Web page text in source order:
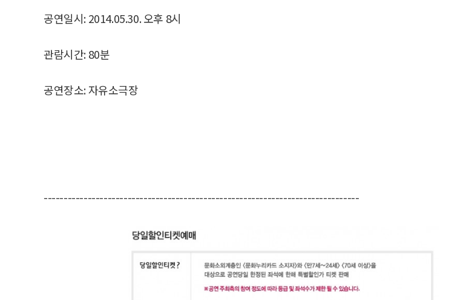
공연일시: 2014.05.30. 오후 8시
관람시간: 80분
공연장소: 자유소극장
-------------------------------------------------------------------------------